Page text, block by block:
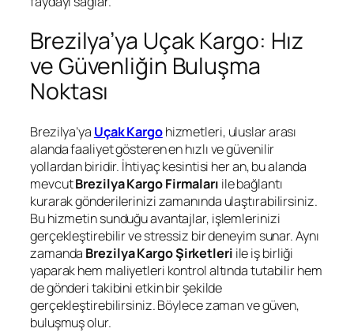
Brezilya’ya Uçak Kargo: Hız
ve Güvenliğin Buluşma
Noktası
Brezilya’ya Uçak Kargohizmetleri, uluslar arası
alanda faaliyet gösteren en hızlı ve güvenilir
yollardan biridir. İhtiyaç kesintisi her an, bu alanda
mevcutBrezilya Kargo Firmaları ile bağlantı
kurarak gönderilerinizi zamanında ulaştırabilirsiniz.
Bu hizmetin sunduğu avantajlar, işlemlerinizi
gerçekleştirebilir ve stressiz bir deneyim sunar. Aynı
zamanda Brezilya Kargo Şirketleri ile iş birliği
yaparak hem maliyetleri kontrol altında tutabilir hem
de gönderi takibini etkin bir şekilde
gerçekleştirebilirsiniz. Böylece zaman ve güven,
buluşmuş olur.